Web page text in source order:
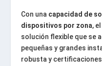
Con una capacidad de
dispositivos por zona,
solución flexible que se
pequeñas y grandes
robusta y